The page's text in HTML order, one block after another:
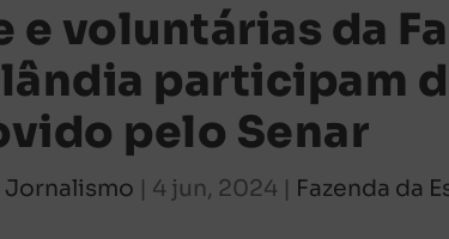
e voluntárias da
participam
pelo Senar
Jornalismo | 4 jun, 2024 | Fazenda da